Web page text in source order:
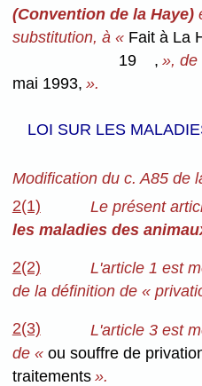
(Convention de la Haye)
substitution, à « Fait à La
19 , », de
mai 1993, ».
LOI SUR LES
Modification du c. A85 de
2(1)
Le présent
les maladies des
2(2)
L'article 1 est
de la définition de «
2(3)
L'article 3 est
de « ou souffre de
traitements».